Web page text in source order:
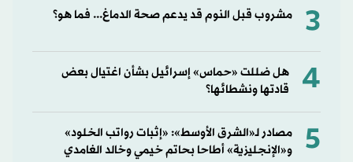
3 مشروب قبل النوم قد يدعم صحة الدماغ... فما هو؟
4
هل ضللت «حماس» إسرائيل بشأن اغتيال بعض
قادتها ونشطائها؟
5
مصادر لـ«الشرق الأوسط»: «إثبات رواتب الخلود»
و«الإنجليزية» أطاحا بحاتم خيمي وخالد الغامدي